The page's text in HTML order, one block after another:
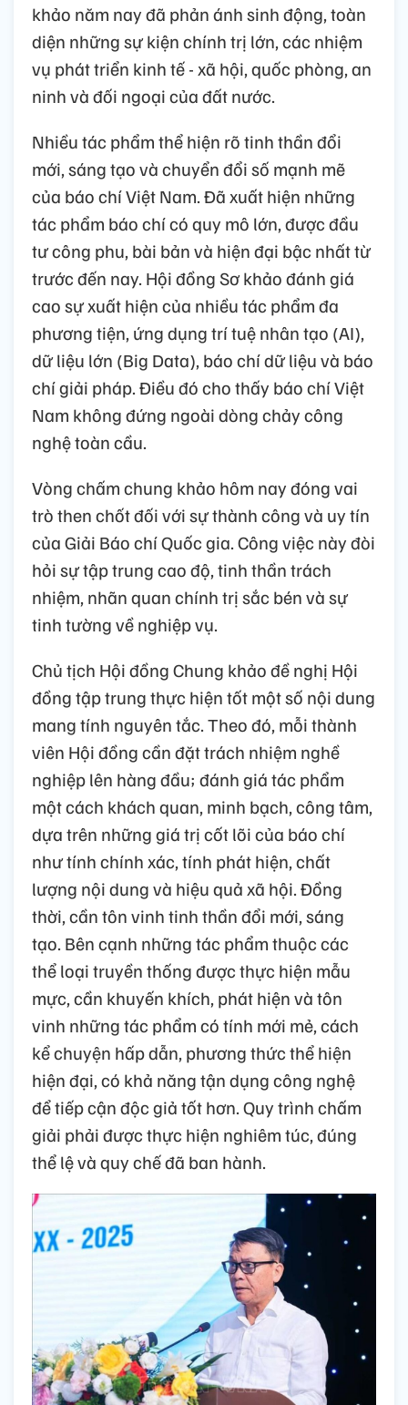
khảo năm nay đã phản ánh sinh động, toàn
diện những sự kiện chính trị lớn, các nhiệm
vụ phát triển kinh tế - xã hội, quốc phòng, an
ninh và đối ngoại của đất nước.
Nhiều tác phẩm thể hiện rõ tinh thần đổi
mới, sáng tạo và chuyển đổi số mạnh mẽ
của báo chí Việt Nam. Đã xuất hiện những
tác phẩm báo chí có quy mô lớn, được đầu
tư công phu, bài bản và hiện đại bậc nhất từ
trước đến nay. Hội đồng Sơ khảo đánh giá
cao sự xuất hiện của nhiều tác phẩm đa
phương tiện, ứng dụng trí tuệ nhân tạo (AI),
dữ liệu lớn (Big Data), báo chí dữ liệu và báo
chí giải pháp. Điều đó cho thấy báo chí Việt
Nam không đứng ngoài dòng chảy công
nghệ toàn cầu.
Vòng chấm chung khảo hôm nay đóng vai
trò then chốt đối với sự thành công và uy tín
của Giải Báo chí Quốc gia. Công việc này đòi
hỏi sự tập trung cao độ, tinh thần trách
nhiệm, nhãn quan chính trị sắc bén và sự
tinh tường về nghiệp vụ.
Chủ tịch Hội đồng Chung khảo đề nghị Hội
đồng tập trung thực hiện tốt một số nội dung
mang tính nguyên tắc. Theo đó, mỗi thành
viên Hội đồng cần đặt trách nhiệm nghề
nghiệp lên hàng đầu; đánh giá tác phẩm
một cách khách quan, minh bạch, công tâm,
dựa trên những giá trị cốt lõi của báo chí
như tính chính xác, tính phát hiện, chất
lượng nội dung và hiệu quả xã hội. Đồng
thời, cần tôn vinh tinh thần đổi mới, sáng
tạo. Bên cạnh những tác phẩm thuộc các
thể loại truyền thống được thực hiện mẫu
mực, cần khuyến khích, phát hiện và tôn
vinh những tác phẩm có tính mới mẻ, cách
kể chuyện hấp dẫn, phương thức thể hiện
hiện đại, có khả năng tận dụng công nghệ
để tiếp cận độc giả tốt hơn. Quy trình chấm
giải phải được thực hiện nghiêm túc, đúng
thể lệ và quy chế đã ban hành.